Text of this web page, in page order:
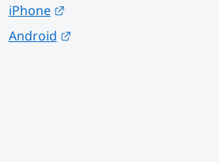
iPhone
Länk till annan webbplats.
Android
Länk till annan webbplats.